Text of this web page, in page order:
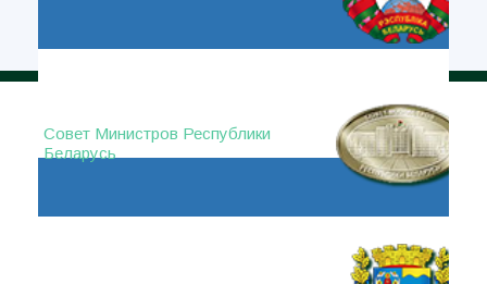
Совет Министров Республики
Беларусь